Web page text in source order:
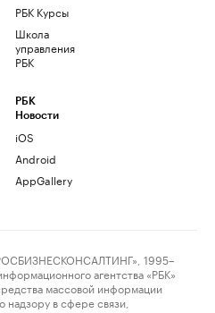
РБК Курсы
Школа
управления
РБК
РБК
Новости
iOS
Android
AppGallery
1995–
агентства «РБК»
массовой информации
в сфере связи,